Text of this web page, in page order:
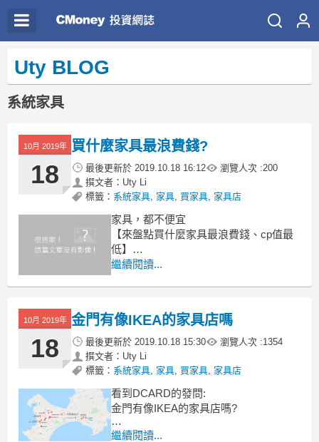
Uty BLOG
系統家具
10月 2019年
18
買什麼家具最浪費錢?
最後更新於 2019.10.18 16:12 瀏覽人次 :200
撰文者：Uty Li
標籤： 系統家具, 家具, 買家具, 家具店
家具，都不便宜
【來盤點買什麼家具最浪費錢、cp值最
低】
有出乎意料吧！浴缸女生的最愛～泡澡
低呢，常看動漫我們這一家的人就知道
了，刷浴缸最麻煩了，台灣能真的會每
天泡澡嗎？會發現買了浴缸，一年用不
到幾次，沒用或有用都會髒，都要清
繼續閱讀...
10月 2019年
18
金門有像IKEA的家具店嗎
最後更新於 2019.10.18 15:30 瀏覽人次 :1354
撰文者：Uty Li
標籤： 系統家具, 家具, 買家具, 家具店
看到DCARD的發問:
金門有像IKEA的家具店嗎?
繼續閱讀...